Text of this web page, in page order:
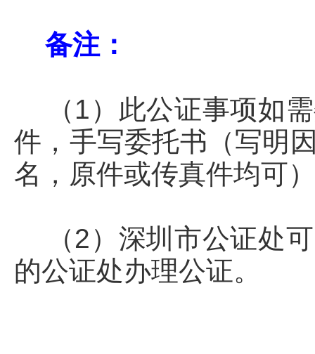
备注：
（1）此公证事项如需
件，手写委托书（写明
名，原件或传真件均可
（2）深圳市公证处可
的公证处办理公证。